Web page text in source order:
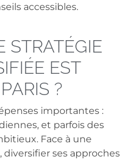
accessibles.
STRATÉGIE
EST
?
importantes :
et parfois des
Face à une
diversifier ses approches